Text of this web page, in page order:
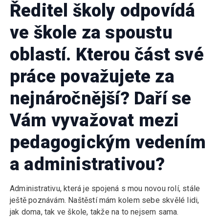
Ředitel školy odpovídá
ve škole za spoustu
oblastí. Kterou část své
práce považujete za
nejnáročnější? Daří se
Vám vyvažovat mezi
pedagogickým vedením
a administrativou?
Administrativu, která je spojená s mou novou rolí, stále
ještě poznávám. Naštěstí mám kolem sebe skvělé lidi,
jak doma, tak ve škole, takže na to nejsem sama.